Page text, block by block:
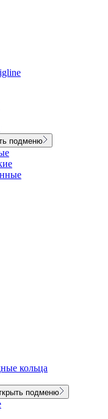
подменю
кольца
подменю